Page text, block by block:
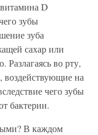
D
зубы
зуба
сахар или
Разлагаясь во рту,
воздействующие на
чего зубы
бактерии.
В каждом